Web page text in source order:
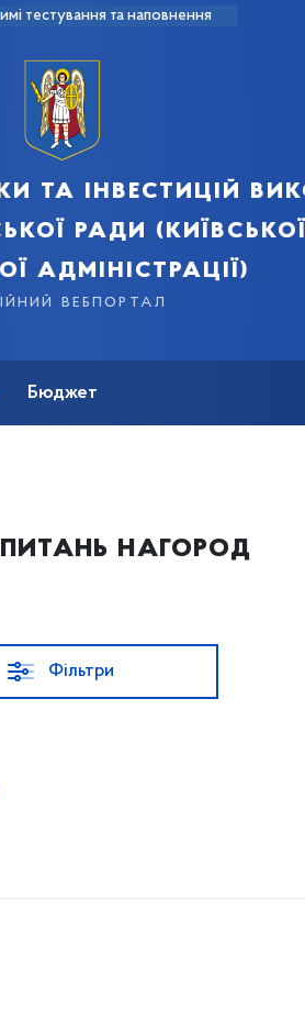
тестування та наповнення
та інвестицій
ради
адміністрації)
вебпортал
Бюджет
питань нагород
Фільтри